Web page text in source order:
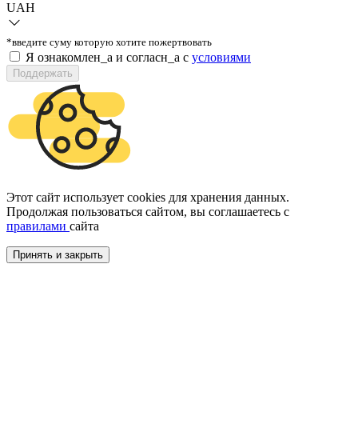
UAH
*введите суму которую хотите пожертвовать
Я ознакомлен_а и согласн_а c условиями
Поддержать
Этот сайт использует cookies для хранения данных.
Продолжая пользоваться сайтом, вы соглашаетесь с
правилами сайта
Принять и закрыть